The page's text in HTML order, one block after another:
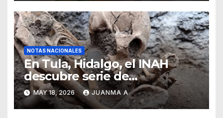
NOTAS NACIONALES
En Tula, Hidalgo, el INAH
descubre serie de
enterramientos de época
teotihuacana
MAY 18, 2026 JUANMA A